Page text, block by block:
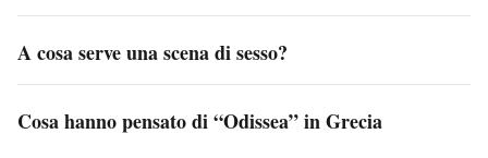
A cosa serve una scena di sesso?
Cosa hanno pensato di “Odissea” in Grecia